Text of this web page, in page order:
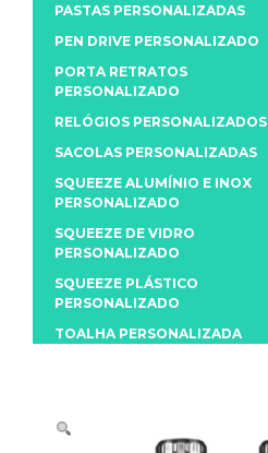
PASTAS PERSONALIZADAS
PEN DRIVE PERSONALIZADO
PORTA RETRATOS
PERSONALIZADO
RELÓGIOS PERSONALIZADOS
SACOLAS PERSONALIZADAS
SQUEEZE ALUMÍNIO E INOX
PERSONALIZADO
SQUEEZE DE VIDRO
PERSONALIZADO
SQUEEZE PLÁSTICO
PERSONALIZADO
TOALHA PERSONALIZADA